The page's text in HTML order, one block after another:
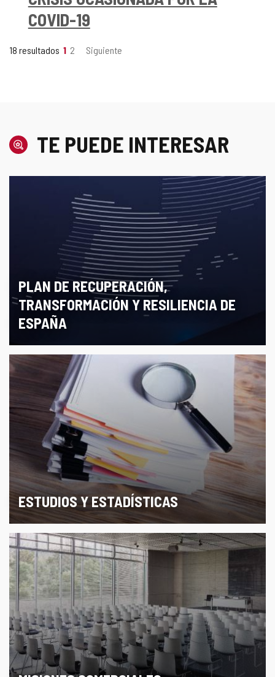
COVID-19
18 resultados 1 2 Siguiente
TE PUEDE INTERESAR
PLAN DE RECUPERACIÓN,
TRANSFORMACIÓN Y RESILIENCIA DE
ESPAÑA
ESTUDIOS Y ESTADÍSTICAS